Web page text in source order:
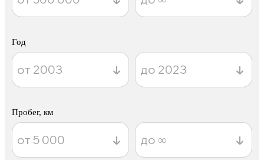
Год
Пробег, км